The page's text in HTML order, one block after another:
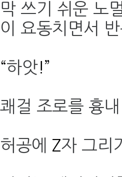
막 쓰기 쉬운 노
이 요동치면서
“하앗!”
쾌걸 조로를 흉내
허공에 Z자 그리기